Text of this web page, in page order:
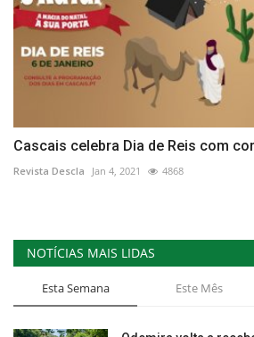
Cascais celebra Dia de Reis com
Revista Descla Jan 4, 2021 4868
NOTÍCIAS MAIS LIDAS
Esta Semana Este Mês